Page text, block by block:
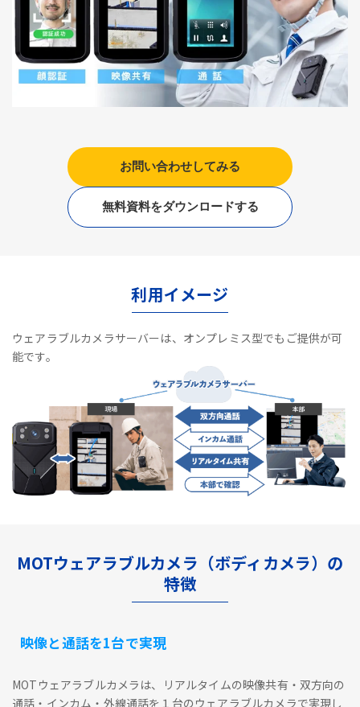
お問い合わせしてみる
無料資料をダウンロードする
利用イメージ
ウェアラブルカメラサーバーは、オンプレミス型でもご提供が可
能です。
MOTウェアラブルカメラ（ボディカメラ）の
特徴
映像と通話を1台で実現
MOTウェアラブルカメラは、リアルタイムの映像共有・双方向の
通話・インカム・外線通話を１台のウェアラブルカメラで実現し